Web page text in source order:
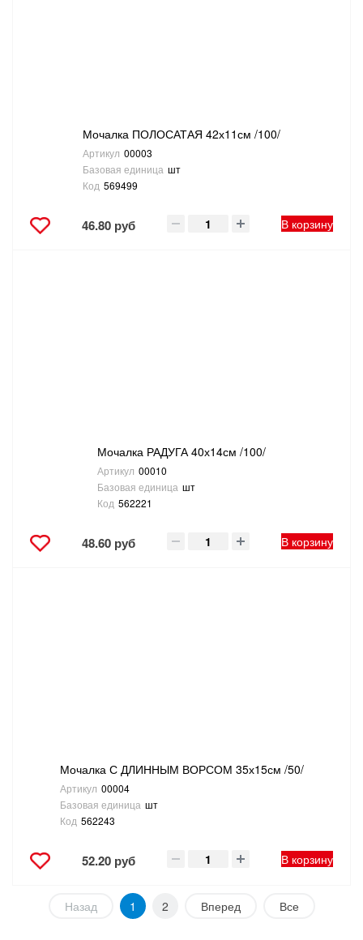
Мочалка ПОЛОСАТАЯ 42х11см /100/
Артикул 00003
Базовая единица шт
Код 569499
46.80 руб В корзину
Мочалка РАДУГА 40х14см /100/
Артикул 00010
Базовая единица шт
Код 562221
48.60 руб В корзину
Мочалка С ДЛИННЫМ ВОРСОМ 35х15см /50/
Артикул 00004
Базовая единица шт
Код 562243
52.20 руб В корзину
Назад 1 2 Вперед Все